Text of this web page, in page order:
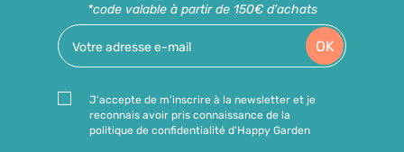
*code valable à partir de 150€ d'achats
OK
J'accepte de m'inscrire à la newsletter et je
reconnais avoir pris connaissance de la
politique de confidentialité d'Happy Garden